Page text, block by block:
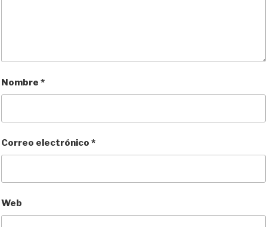
Nombre *
Correo electrónico *
Web